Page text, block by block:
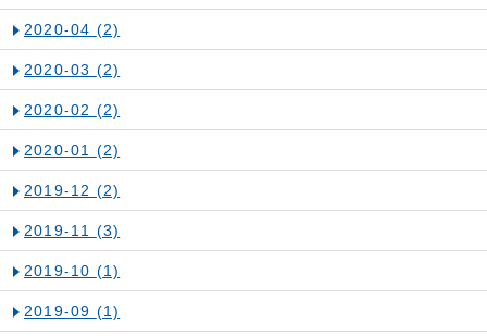
2020-04 (2)
2020-03 (2)
2020-02 (2)
2020-01 (2)
2019-12 (2)
2019-11 (3)
2019-10 (1)
2019-09 (1)